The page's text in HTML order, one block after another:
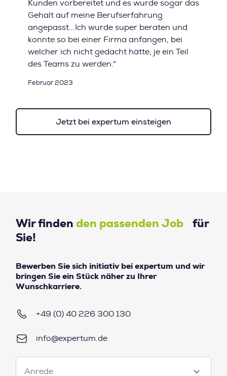
Kunden vorbereitet und es wurde sogar das
Gehalt auf meine Berufserfahrung
angepasst...Ich wurde super beraten und
konnte so bei einer Firma anfangen, bei
welcher ich nicht gedacht hätte, je ein Teil
des Teams zu werden."
Februar 2023
Jetzt bei expertum einsteigen
Wir finden den passenden Job für
Sie!
Bewerben Sie sich initiativ bei expertum und wir
bringen Sie ein Stück näher zu Ihrer
Wunschkarriere.
+49 (0) 40 226 300 130
info@expertum.de
Anrede
Anrede